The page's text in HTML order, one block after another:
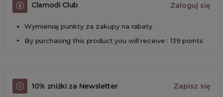
Clamodi Club Zaloguj się
Wymieniaj punkty za zakupy na rabaty
By purchasing this product you will receive : 139 points
10% zniżki za Newsletter Zapisz się